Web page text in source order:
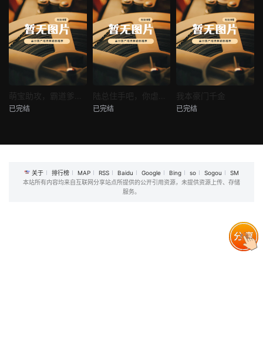
热播
已完结
热播
已完结
热播
我本豪门千金
我本豪门千金
已完结
关于 排行榜 MAP RSS Baidu Google Bing so Sogou
SM
本站所有内容均来自互联网分享站点所提供的公开引用资源，未提供资源上传、存储
服务。